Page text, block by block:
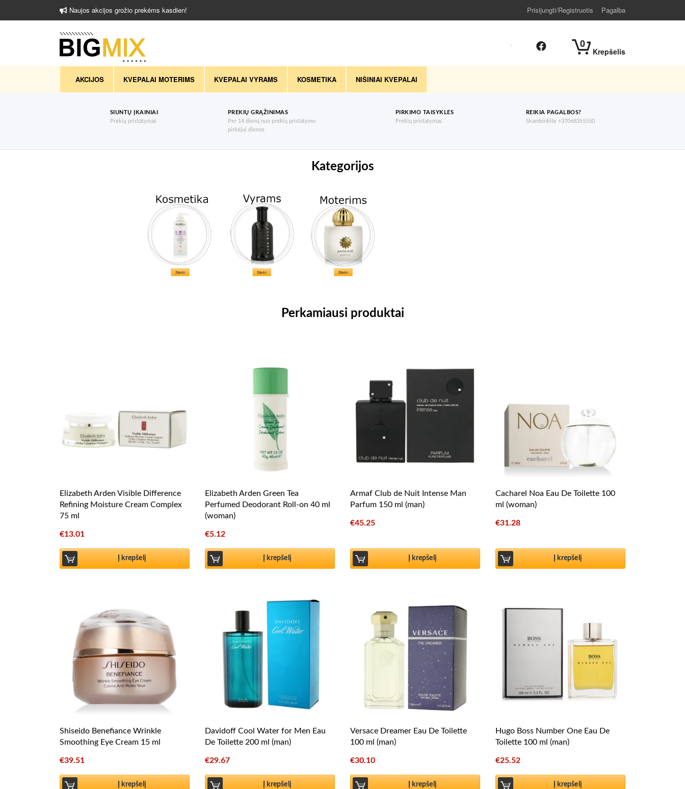
Naujos akcijos grožio prekėms kasdien! Prisijungti/Registruotis Pagalba
0
Krepšelis
AKCIJOS KVEPALAI MOTERIMS KVEPALAI VYRAMS KOSMETIKA NIŠINIAI KVEPALAI
SIUNTŲ ĮKAINIAI
Prekių pristatymas
PREKIŲ GRĄŽINIMAS
Per 14 dienų nuo prekių pristatymo
pirkėjui dienos
PIRKIMO TAISYKLES
Prekių pristatymas
REIKIA PAGALBOS?
Skambinkite +37068355550
Kategorijos
Perkamiausi produktai
Elizabeth Arden Visible Difference
Refining Moisture Cream Complex
75 ml
€13.01
Į krepšelį
Elizabeth Arden Green Tea
Perfumed Deodorant Roll-on 40 ml
(woman)
€5.12
Į krepšelį
Armaf Club de Nuit Intense Man
Parfum 150 ml (man)
€45.25
Į krepšelį
Cacharel Noa Eau De Toilette 100
ml (woman)
€31.28
Į krepšelį
Shiseido Benefiance Wrinkle
Smoothing Eye Cream 15 ml
€39.51
Į krepšelį
Davidoff Cool Water for Men Eau
De Toilette 200 ml (man)
€29.67
Į krepšelį
Versace Dreamer Eau De Toilette
100 ml (man)
€30.10
Į krepšelį
Hugo Boss Number One Eau De
Toilette 100 ml (man)
€25.52
Į krepšelį